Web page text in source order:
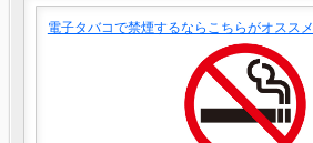
電子タバコで禁煙するならこちらがオススメ